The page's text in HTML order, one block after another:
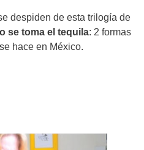
despiden de esta trilogía de
se toma el tequila: 2 formas
hace en México.